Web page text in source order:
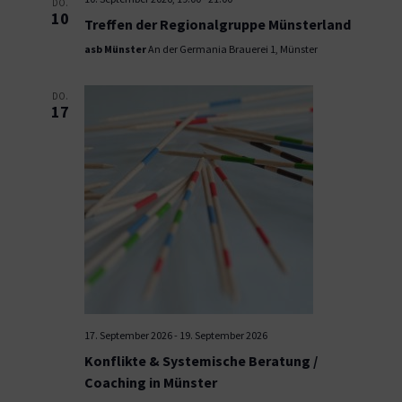
DO.
10 Treffen der Regionalgruppe Münsterland
asb MünsterAn der Germania Brauerei 1, Münster
DO.
17
17. September 2026- 19. September 2026
Konflikte & Systemische Beratung /
Coaching in Münster